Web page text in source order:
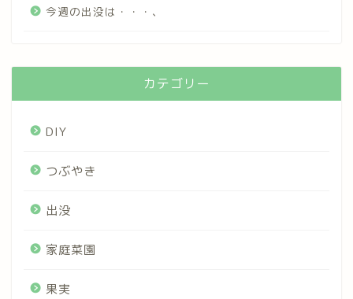
今週の出没は・・・、
カテゴリー
DIY
つぶやき
出没
家庭菜園
果実